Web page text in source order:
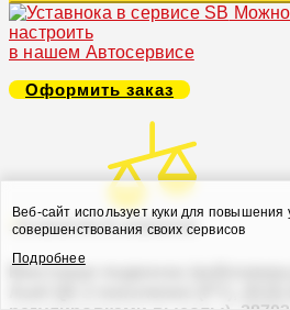
Можно
настроить
в нашем Автосервисе
Оформить заказ
В закладки В сравнение
Винтовая подвеска
Веб-сайт использует куки для повышения
совершенствования своих сервисов
Подробнее